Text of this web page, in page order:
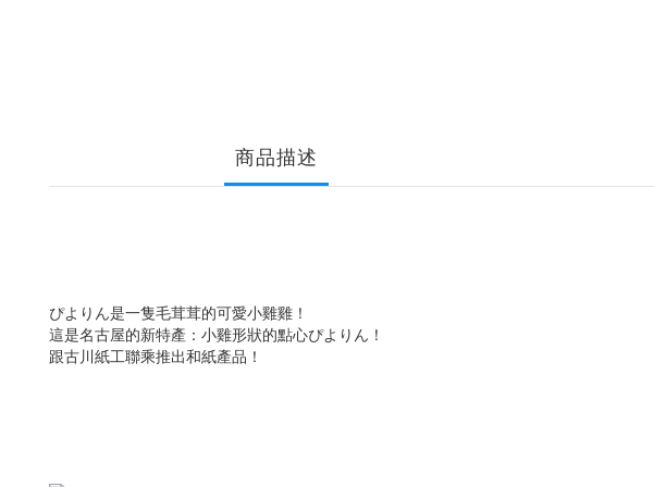
商品描述
ぴよりん是一隻毛茸茸的可愛小雞雞！
這是名古屋的新特產：小雞形狀的點心ぴよりん！
跟古川紙工聯乘推出和紙產品！